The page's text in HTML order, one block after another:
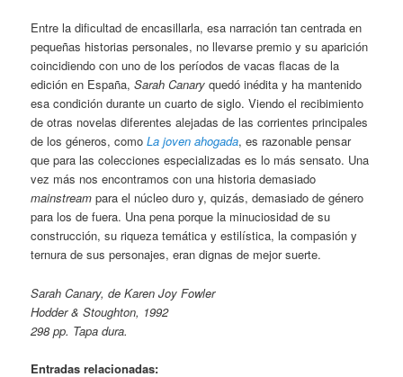
Entre la dificultad de encasillarla, esa narración tan centrada en
pequeñas historias personales, no llevarse premio y su aparición
coincidiendo con uno de los períodos de vacas flacas de la
edición en España,Sarah Canary quedó inédita y ha mantenido
esa condición durante un cuarto de siglo. Viendo el recibimiento
de otras novelas diferentes alejadas de las corrientes principales
de los géneros, comoLa joven ahogada, es razonable pensar
que para las colecciones especializadas es lo más sensato. Una
vez más nos encontramos con una historia demasiado
mainstream para el núcleo duro y, quizás, demasiado de género
para los de fuera. Una pena porque la minuciosidad de su
construcción, su riqueza temática y estilística, la compasión y
ternura de sus personajes, eran dignas de mejor suerte.
Sarah Canary, de Karen Joy Fowler
Hodder & Stoughton, 1992
298 pp. Tapa dura.
Entradas relacionadas: